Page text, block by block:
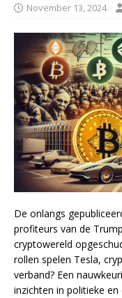
November 13, 2024
De onlangs
profiteurs van de
cryptowereld
rollen spelen Tesla,
verband? Een
inzichten in politieke